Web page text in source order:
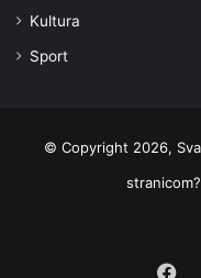
Kultura
Sport
© Copyright 2026,